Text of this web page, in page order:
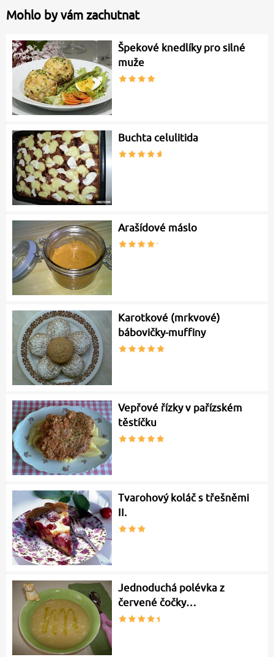
Mohlo by vám zachutnat
Špekové knedlíky pro silné
muže
Buchta celulitida
Arašídové máslo
Karotkové (mrkvové)
bábovičky-muffiny
Vepřové řízky v pařízském
těstíčku
Tvarohový koláč s třešněmi
II.
Jednoduchá polévka z
červené čočky…